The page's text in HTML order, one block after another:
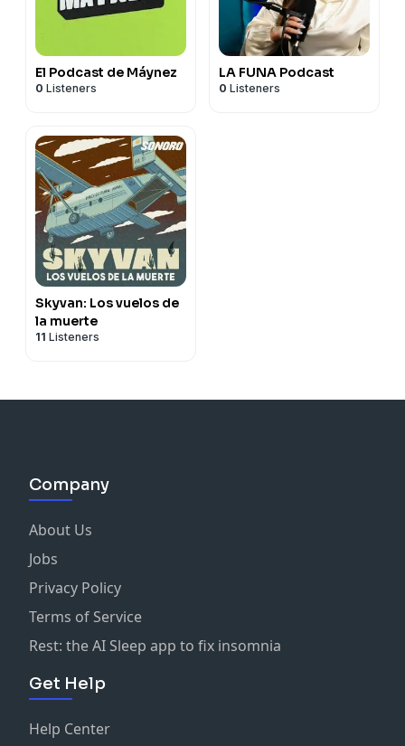
El Podcast de Máynez
0 Listeners
LA FUNA Podcast
0 Listeners
Skyvan: Los vuelos de
la muerte
11 Listeners
Company
About Us
Jobs
Privacy Policy
Terms of Service
Rest: the AI Sleep app to fix insomnia
Get Help
Help Center